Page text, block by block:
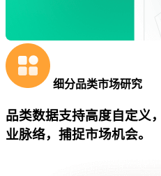
细分品类市场研究
品类数据支持高度自定义
业脉络，捕捉市场机会。